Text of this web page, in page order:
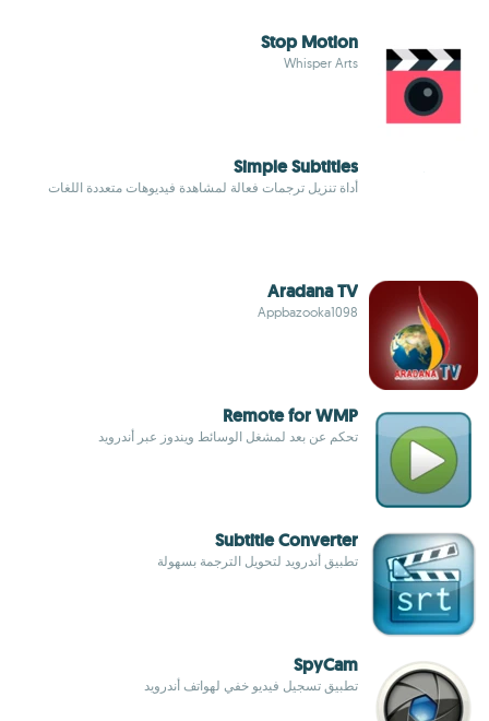
Stop Motion
Whisper Arts
Simple Subtitles
أداة تنزيل ترجمات فعالة لمشاهدة فيديوهات متعددة اللغات
Aradana TV
Appbazooka1098
Remote for WMP
تحكم عن بعد لمشغل الوسائط ويندوز عبر أندرويد
Subtitle Converter
تطبيق أندرويد لتحويل الترجمة بسهولة
SpyCam
تطبيق تسجيل فيديو خفي لهواتف أندرويد